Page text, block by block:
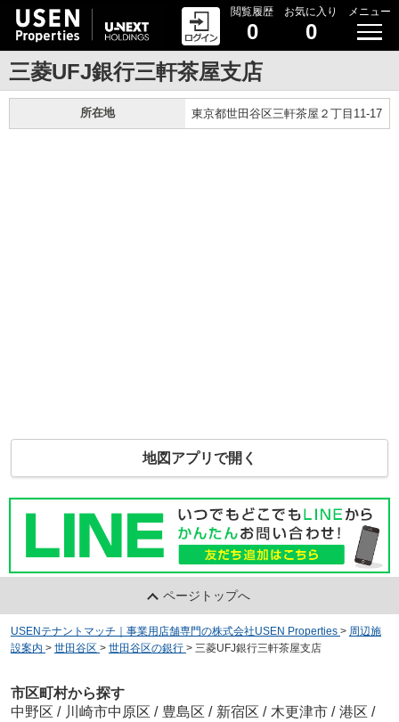
閲覧履歴
0
お気に入り
0
メニュー
三菱UFJ銀行三軒茶屋支店
所在地 東京都世田谷区三軒茶屋２丁目11-17
地図アプリで開く
ページトップへ
USENテナントマッチ｜事業用店舗専門の株式会社USEN Properties > 周辺施
設案内 > 世田谷区 > 世田谷区の銀行 > 三菱UFJ銀行三軒茶屋支店
市区町村から探す
中野区 / 川崎市中原区 / 豊島区 / 新宿区 / 木更津市 / 港区 /